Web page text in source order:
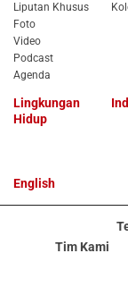
Liputan Khusus
Foto
Video
Podcast
Agenda
Lingkungan
Hidup
English
Tim Kami